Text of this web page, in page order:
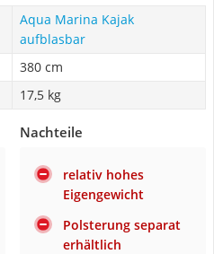
Aqua Marina Kajak
aufblasbar
380 cm
17,5 kg
Nachteile
relativ hohes
Eigengewicht
Polsterung separat
erhältlich